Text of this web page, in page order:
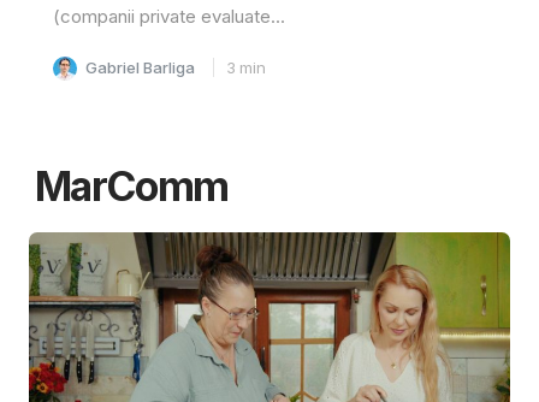
(companii private evaluate...
Gabriel Barliga 3 min
MarComm